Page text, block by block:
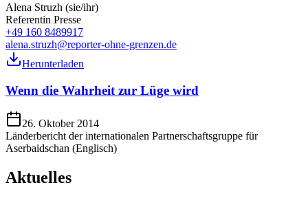
Alena Struzh (sie/ihr)
Referentin Presse
+49 160 8489917
alena.struzh@reporter-ohne-grenzen.de
Herunterladen
Wenn die Wahrheit zur Lüge wird
26. Oktober 2014
Länderbericht der internationalen Partnerschaftsgruppe für
Aserbaidschan (Englisch)
Aktuelles